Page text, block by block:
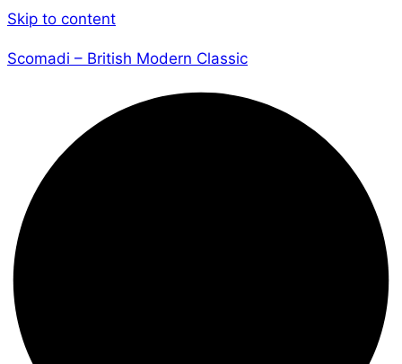
Skip to content
Scomadi – British Modern Classic